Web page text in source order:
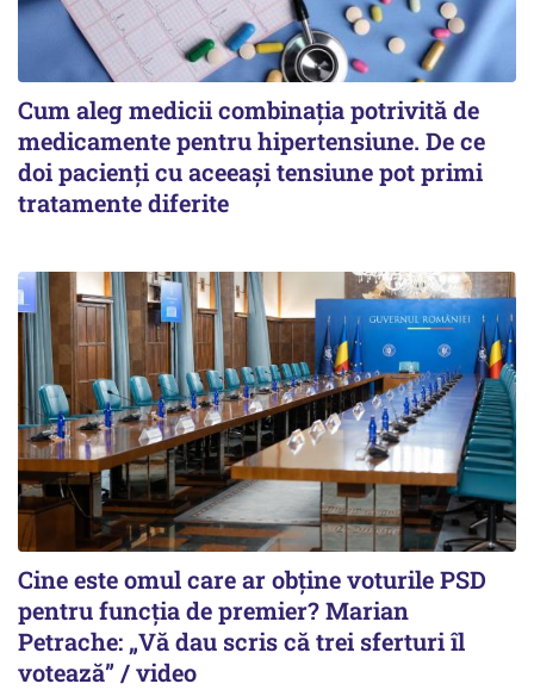
Cum aleg medicii combinația potrivită de
medicamente pentru hipertensiune. De ce
doi pacienți cu aceeași tensiune pot primi
tratamente diferite
Cine este omul care ar obține voturile PSD
pentru funcția de premier? Marian
Petrache: „Vă dau scris că trei sferturi îl
votează” / video